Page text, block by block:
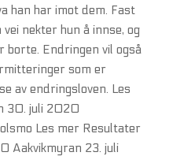
han har imot dem. Fast
nekter hun å innse, og
borte. Endringen vil også
som er
av endringsloven. Les
30. juli 2020
Les mer Resultater
Aakvikmyran 23. juli